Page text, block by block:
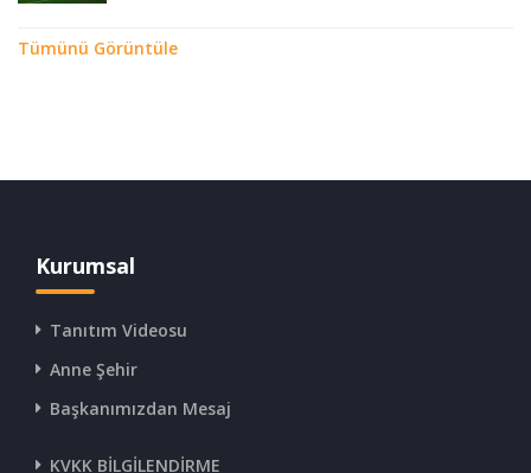
Tümünü Görüntüle
Kurumsal
Tanıtım Videosu
Anne Şehir
Başkanımızdan Mesaj
KVKK BİLGİLENDİRME